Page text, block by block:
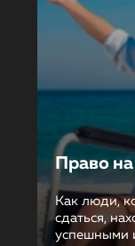
Право на
Как люди,
сдаться,
успешными